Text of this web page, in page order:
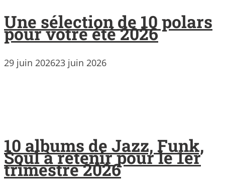
Une sélection de 10 polars
pour votre été 2026
29 juin 202623 juin 2026
10 albums de Jazz, Funk,
Soul à retenir pour le 1er
trimestre 2026